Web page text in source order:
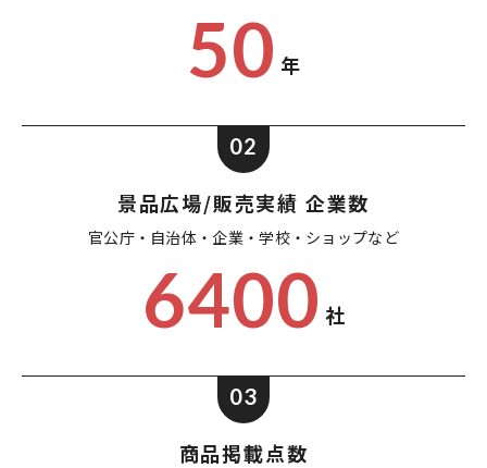
50 年
02
景品広場/販売実績 企業数
官公庁・自治体・企業・学校・ショップなど
6400 社
03
商品掲載点数